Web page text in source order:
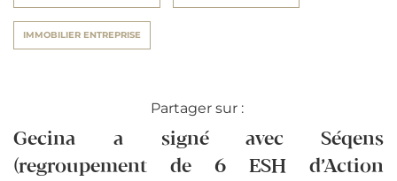
IMMOBILIER ENTREPRISE
Partager sur :
Gecina a signé avec Séqens
(regroupement de 6 ESH d’Action